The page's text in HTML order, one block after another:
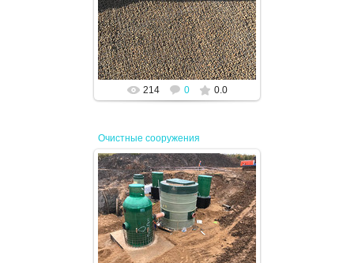
15.04.2024
JENEK
214 0 0.0
Очистные сооружения
15.04.2024
JENEK